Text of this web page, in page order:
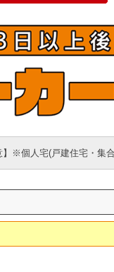
】※個人宅(戸建住宅・集